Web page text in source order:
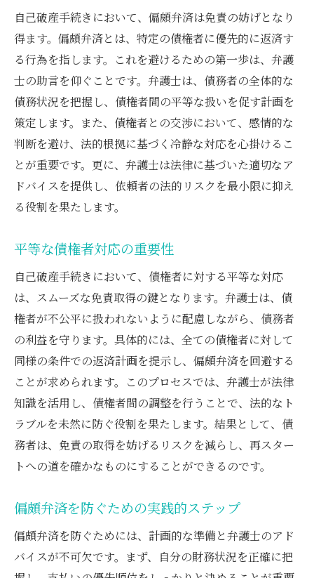
自己破産手続きにおいて、偏頗弁済は免責の妨げとなり
得ます。偏頗弁済とは、特定の債権者に優先的に返済す
る行為を指します。これを避けるための第一歩は、弁護
士の助言を仰ぐことです。弁護士は、債務者の全体的な
債務状況を把握し、債権者間の平等な扱いを促す計画を
策定します。また、債権者との交渉において、感情的な
判断を避け、法的根拠に基づく冷静な対応を心掛けるこ
とが重要です。更に、弁護士は法律に基づいた適切なア
ドバイスを提供し、依頼者の法的リスクを最小限に抑え
る役割を果たします。
平等な債権者対応の重要性
自己破産手続きにおいて、債権者に対する平等な対応
は、スムーズな免責取得の鍵となります。弁護士は、債
権者が不公平に扱われないように配慮しながら、債務者
の利益を守ります。具体的には、全ての債権者に対して
同様の条件での返済計画を提示し、偏頗弁済を回避する
ことが求められます。このプロセスでは、弁護士が法律
知識を活用し、債権者間の調整を行うことで、法的なト
ラブルを未然に防ぐ役割を果たします。結果として、債
務者は、免責の取得を妨げるリスクを減らし、再スター
トへの道を確かなものにすることができるのです。
偏頗弁済を防ぐための実践的ステップ
偏頗弁済を防ぐためには、計画的な準備と弁護士のアド
バイスが不可欠です。まず、自分の財務状況を正確に把